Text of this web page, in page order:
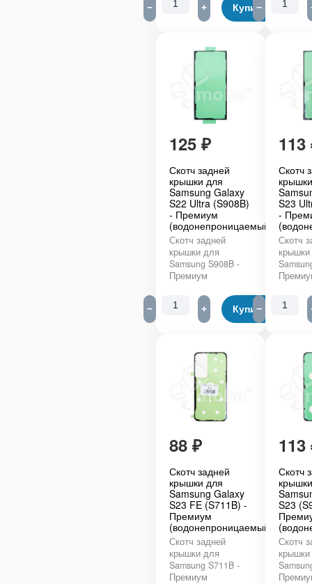
− + Купить
−
125 ₽
Скотч задней
крышки для
Samsung Galaxy
S22 Ultra (S908B)
- Премиум
(водонепроницаемый)
Скотч задней
крышки для
Samsung S908B -
Премиум
− + Купить
113
Скотч
S23
-
Скотч
−
88 ₽
Скотч задней
крышки для
Samsung Galaxy
S23 FE (S711B) -
Премиум
(водонепроницаемый)
Скотч задней
крышки для
Samsung S711B -
Премиум
113
Скотч
S23
Скотч